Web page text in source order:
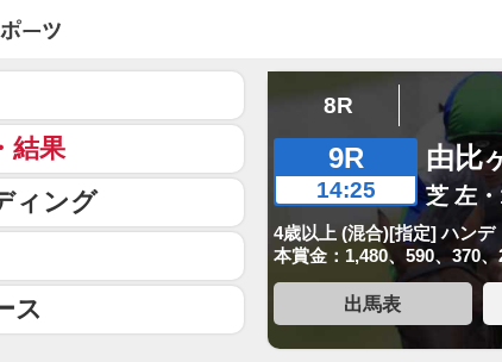
8R
9R
14:25
由比
芝 左
4歳以上 (混合)[指定] ハンデ
本賞金：1,480、590、370
出馬表
結果
ィング
ス